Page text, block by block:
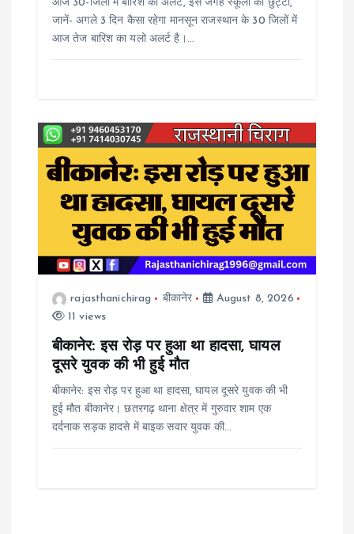
आज 30-जिलों में बारिश का अलर्ट, इस जगह स्कूलों की छुट्टी,
जानें- अगले 3 दिन कैसा रहेगा मानसून राजस्थान के 30 जिलों में
आज तेज बारिश का यलो अलर्ट है।…
rajasthanichirag बीकानेर
August 8, 2026
11 views
बीकानेर: इस रोड़ पर हुआ था हादसा, घायल
दूसरे युवक की भी हुई मौत
बीकानेर: इस रोड़ पर हुआ था हादसा, घायल दूसरे युवक की भी
हुई मौत बीकानेर। छतरगढ़ थाना क्षेत्र में गुरुवार शाम एक
दर्दनाक सड़क हादसे में बाइक सवार युवक की…